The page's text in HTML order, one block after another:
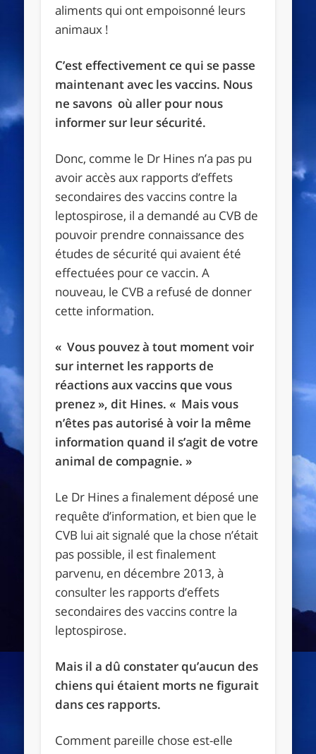
aliments qui ont empoisonné leurs
animaux !
C’est effectivement ce qui se passe
maintenant avec les vaccins. Nous
ne savons où aller pour nous
informer sur leur sécurité.
Donc, comme le Dr Hines n’a pas pu
avoir accès aux rapports d’effets
secondaires des vaccins contre la
leptospirose, il a demandé au CVB de
pouvoir prendre connaissance des
études de sécurité qui avaient été
effectuées pour ce vaccin. A
nouveau, le CVB a refusé de donner
cette information.
« Vous pouvez à tout moment voir
sur internet les rapports de
réactions aux vaccins que vous
prenez », dit Hines. « Mais vous
n’êtes pas autorisé à voir la même
information quand il s’agit de votre
animal de compagnie. »
Le Dr Hines a finalement déposé une
requête d’information, et bien que le
CVB lui ait signalé que la chose n’était
pas possible, il est finalement
parvenu, en décembre 2013, à
consulter les rapports d’effets
secondaires des vaccins contre la
leptospirose.
Mais il a dû constater qu’aucun des
chiens qui étaient morts ne figurait
dans ces rapports.
Comment pareille chose est-elle